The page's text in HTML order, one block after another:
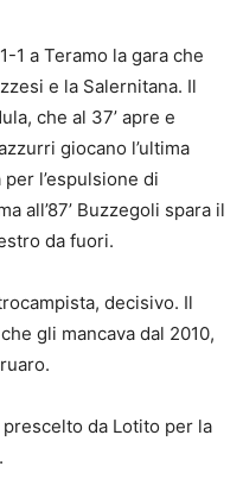
1 a Teramo la gara che
e la Salernitana. Il
che al 37’ apre e
giocano l’ultima
l’espulsione di
all’87’ Buzzegoli spara il
da fuori.
decisivo. Il
gli mancava dal 2010,
da Lotito per la